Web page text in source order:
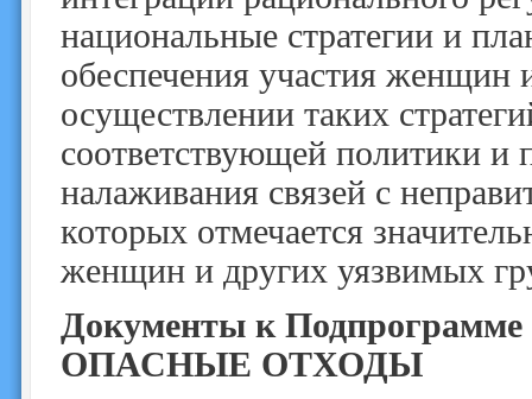
национальные стратегии и
обеспечения участия женщин
осуществлении таких
соответствующей политики и
налаживания связей с
которых отмечается
женщин и других уязвимых
Документы к
ОПАСНЫЕ ОТХОДЫ